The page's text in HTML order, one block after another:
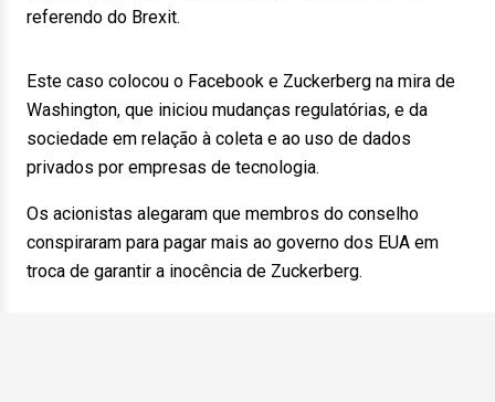
referendo do Brexit.
Este caso colocou o Facebook e Zuckerberg na mira de
Washington, que iniciou mudanças regulatórias, e da
sociedade em relação à coleta e ao uso de dados
privados por empresas de tecnologia.
Os acionistas alegaram que membros do conselho
conspiraram para pagar mais ao governo dos EUA em
troca de garantir a inocência de Zuckerberg.